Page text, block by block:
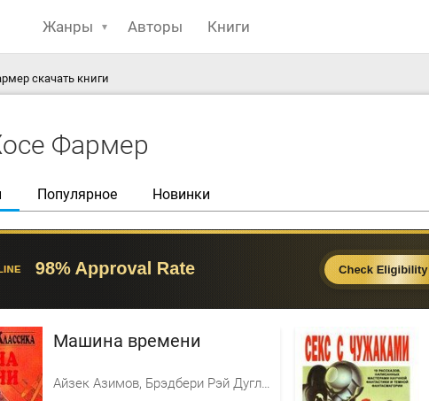
Жанры Авторы Книги
скачать книги
Фармер
Популярное Новинки
Машина времени
Айзек Азимов, Брэдбери Рэй Дуглас, Бестер Альфред, Роберт Шекли, Уэллс Герберт Джордж, Клейн Жерар, Уиндем Джон Паркс Лукас Бейнон Харрис, Сильверберг Роберт, Кэмпбелл Джон Вуд, Генкин Валерий Исаакович, Кацура Александр Васильевич, Филипп Хосе Фармер